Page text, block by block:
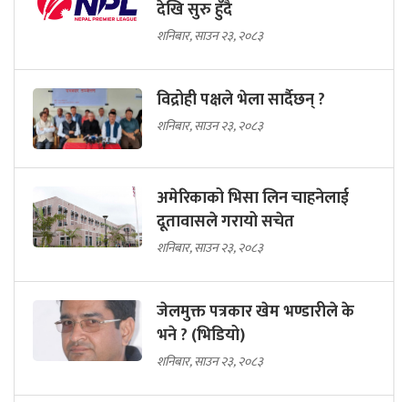
एनपीएलको तेस्रो संस्करण कात्तिक ९
देखि सुरु हुँदै
शनिबार, साउन २३, २०८३
विद्रोही पक्षले भेला सार्दैछन् ?
अमेरिकाको भिसा लिन चाहनेलाई
दूतावासले गरायो सचेत
शनिबार, साउन २३, २०८३
जेलमुक्त पत्रकार खेम भण्डारीले के
भने ? (भिडियो)
शनिबार, साउन २३, २०८३